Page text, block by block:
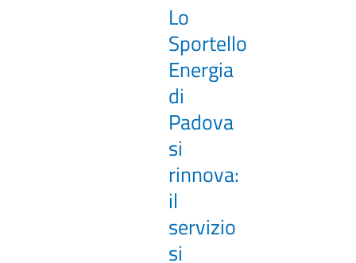
Lo
Sportello
Energia
di
Padova
si
rinnova:
il
servizio
si